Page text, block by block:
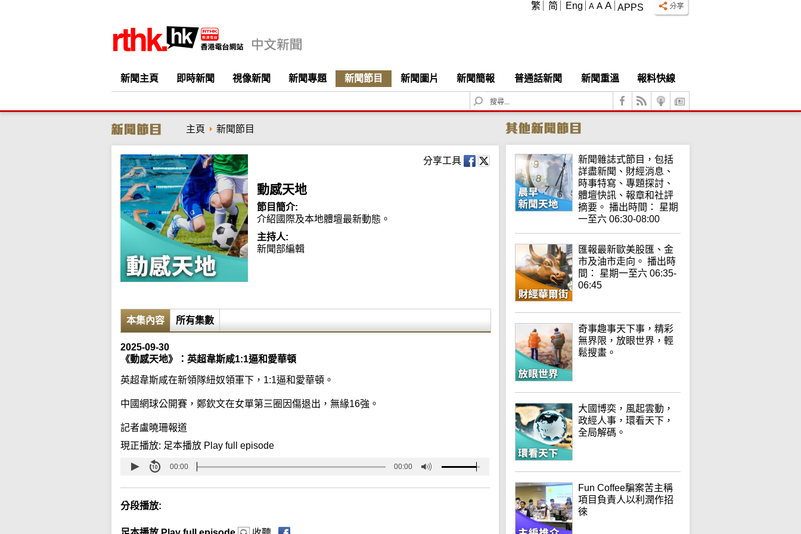
APPS
A A A
繁 简 Eng
新聞主頁 即時新聞 視像新聞 新聞專題 新聞節目 新聞圖片 新聞簡報 普通話新聞 新聞重溫
報料快線
S
e
c
h
主頁 新聞節目
分享工具
動感天地
節目簡介:
介紹國際及本地體壇最新動態。
主持人:
新聞部編輯
本集內容 所有集數
2025-09-30
《動感天地》：英超韋斯咸1:1逼和愛華頓
英超韋斯咸在新領隊紐奴領軍下，1:1逼和愛華頓。
中國網球公開賽，鄭欽文在女單第三圈因傷退出，無緣16強。
記者盧曉珊報道
現正播放: 足本播放 Play full episode
00:00 00:00
分段播放:
新聞雜誌式節目，包括
詳盡新聞、財經消息、
時事特寫、專題探討、
體壇快訊、報章和社評
摘要。 播出時間： 星期
一至六 06:30-08:00
匯報最新歐美股匯、金
市及油市走向。 播出時
間： 星期一至六 06:35-
06:45
奇事趣事天下事，精彩
無界限，放眼世界，輕
鬆搜畫。
大國博奕，風起雲動，
政經人事，環看天下，
全局解碼。
Fun Coffee騙案苦主稱
項目負責人以利潤作招
徠